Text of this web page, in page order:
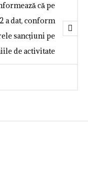
că pe
a dat, conform
sancțiuni pe
de activitate